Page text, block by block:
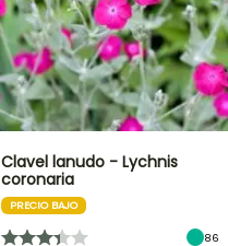
Clavel lanudo - Lychnis
coronaria
PRECIO BAJO
86